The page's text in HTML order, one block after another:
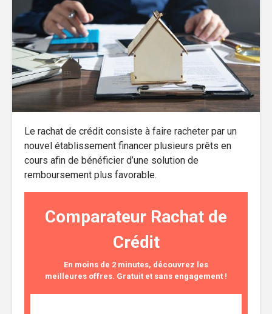
Le rachat de crédit consiste à faire racheter par un
nouvel établissement financer plusieurs prêts en
cours afin de bénéficier d’une solution de
remboursement plus favorable.
Comparateur Rachat de
Crédit
En moins de 2 minutes, découvrez les
meilleures offres. Gratuit et sans engagement !